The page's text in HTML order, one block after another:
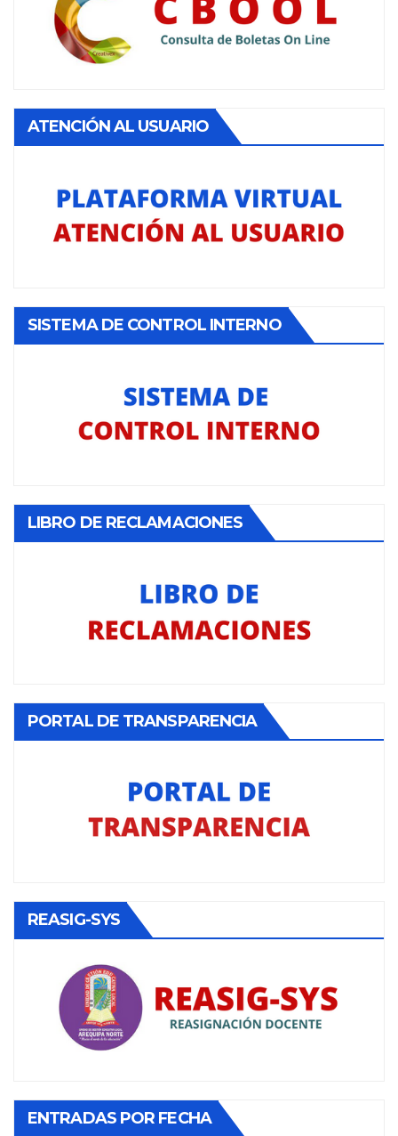
ATENCIÓN AL USUARIO
SISTEMA DE CONTROL INTERNO
LIBRO DE RECLAMACIONES
PORTAL DE TRANSPARENCIA
REASIG-SYS
ENTRADAS POR FECHA